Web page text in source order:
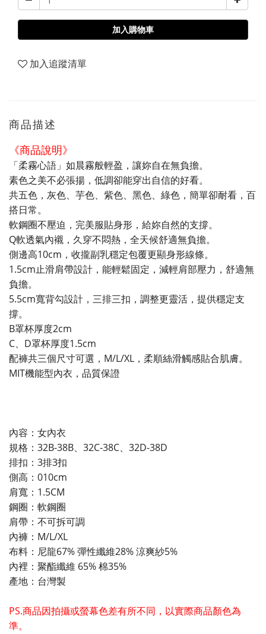
加入購物車
加入追蹤清單
商品描述
《商品說明》
「柔霧心語」如晨霧般輕盈，讓妳自在無負擔。
素色之美不必張揚，低調卻能穿出自信的好看。
共五色，灰色、芋色、紫色、黑色、綠色，簡單卻耐看，百
搭日常。
軟鋼圈不壓迫，完美服貼身形，給妳自然的支撐。
Q軟透氣內襯，久穿不悶熱，全天候舒適無負擔。
側邊高10cm，收攏副乳穩定包覆更顯身形線條。
1.5cm止滑肩帶設計，能輕鬆固定，減輕肩部壓力，舒適無
負擔。
5.5cm寬背勾設計，三排三扣，調整更靈活，提供穩定支
撐。
B罩杯厚度2cm
C、D罩杯厚度1.5cm
配褲共三個尺寸可選，M/L/XL，柔順絲滑觸感貼合肌膚。
MIT機能型內衣，品質保證
內容：女內衣
規格：32B-38B、32C-38C、32D-38D
排扣：3排3扣
側高：010cm
肩寬：1.5CM
鋼圈：軟鋼圈
肩帶：不可拆可調
內褲：M/L/XL
布料：尼龍67% 彈性纖維28% 涼爽紗5%
內裡：聚酯纖維 65% 棉35%
產地：台灣製
PS.商品因拍攝或螢幕色差有所不同，以實際商品顏色為
準。